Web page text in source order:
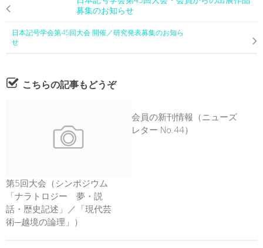
募集のお知らせ
日本記号学会第45回大会 開催／研究発表募集のお知ら
せ
こちらの記事もどうぞ
第5回大会（シンポジウム
「ナラトロジー 夢・説
話・歴史記述」／「現代芸
術─越境の論理」）
会員の新刊情報（ニューズ
レター No.44）